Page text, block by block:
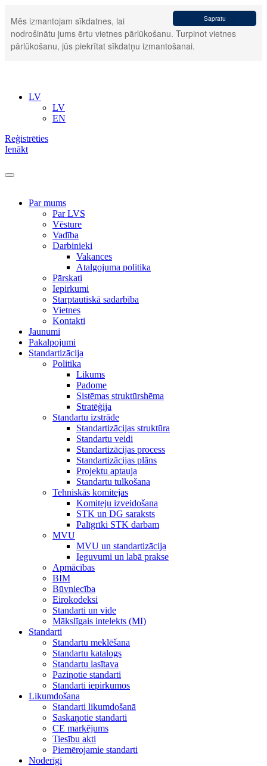
Sapratu
Mēs izmantojam sīkdatnes, lai
nodrošinātu jums ērtu vietnes pārlūkošanu. Turpinot vietnes
pārlūkošanu, jūs piekrītat sīkdatņu izmantošanai.
LV
LV
EN
Reģistrēties
Ienākt
Par mums
Par LVS
Vēsture
Vadība
Darbinieki
Vakances
Atalgojuma politika
Pārskati
Iepirkumi
Starptautiskā sadarbība
Vietnes
Kontakti
Jaunumi
Pakalpojumi
Standartizācija
Politika
Likums
Padome
Sistēmas struktūrshēma
Stratēģija
Standartu izstrāde
Standartizācijas struktūra
Standartu veidi
Standartizācijas process
Standartizācijas plāns
Projektu aptauja
Standartu tulkošana
Tehniskās komitejas
Komiteju izveidošana
STK un DG saraksts
Palīgrīki STK darbam
MVU
MVU un standartizācija
Ieguvumi un labā prakse
Apmācības
BIM
Būvniecība
Eirokodeksi
Standarti un vide
Mākslīgais intelekts (MI)
Standarti
Standartu meklēšana
Standartu katalogs
Standartu lasītava
Paziņotie standarti
Standarti iepirkumos
Likumdošana
Standarti likumdošanā
Saskaņotie standarti
CE marķējums
Tiesību akti
Piemērojamie standarti
Noderīgi